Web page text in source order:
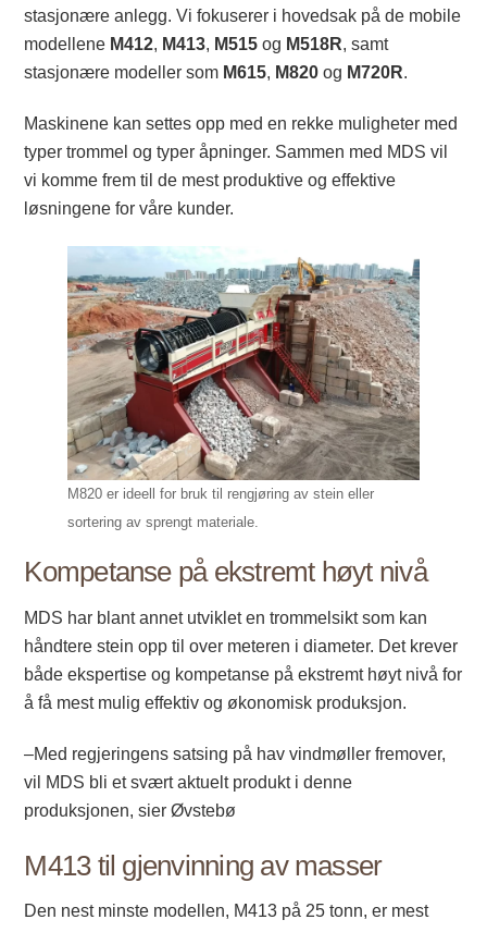
stasjonære anlegg. Vi fokuserer i hovedsak på de mobile
modellene M412, M413, M515 og M518R, samt
stasjonære modeller som M615, M820 og M720R.
Maskinene kan settes opp med en rekke muligheter med
typer trommel og typer åpninger. Sammen med MDS vil
vi komme frem til de mest produktive og effektive
løsningene for våre kunder.
M820 er ideell for bruk til rengjøring av stein eller
sortering av sprengt materiale.
Kompetanse på ekstremt høyt nivå
MDS har blant annet utviklet en trommelsikt som kan
håndtere stein opp til over meteren i diameter. Det krever
både ekspertise og kompetanse på ekstremt høyt nivå for
å få mest mulig effektiv og økonomisk produksjon.
–Med regjeringens satsing på hav vindmøller fremover,
vil MDS bli et svært aktuelt produkt i denne
produksjonen, sier Øvstebø
M413 til gjenvinning av masser
Den nest minste modellen, M413 på 25 tonn, er mest